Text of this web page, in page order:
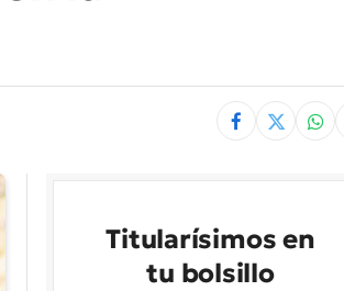
Titularísimos en
tu bolsillo